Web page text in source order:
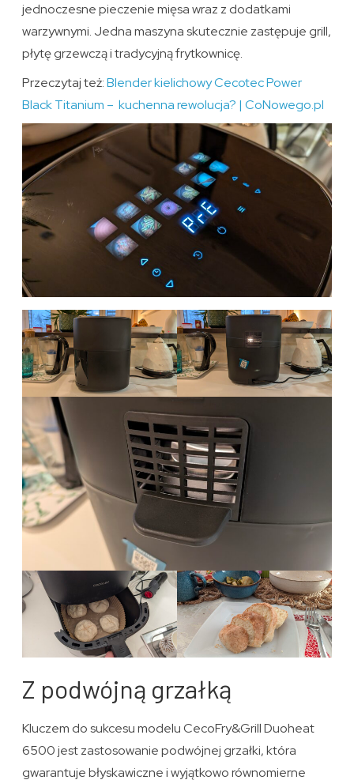
jednoczesne pieczenie mięsa wraz z dodatkami
warzywnymi. Jedna maszyna skutecznie zastępuje grill,
płytę grzewczą i tradycyjną frytkownicę.
Przeczytaj też:Blender kielichowy Cecotec Power
Black Titanium – kuchenna rewolucja? | CoNowego.pl
Z podwójną grzałką
Kluczem do sukcesu modelu CecoFry&Grill Duoheat
6500 jest zastosowanie podwójnej grzałki, która
gwarantuje błyskawiczne i wyjątkowo równomierne